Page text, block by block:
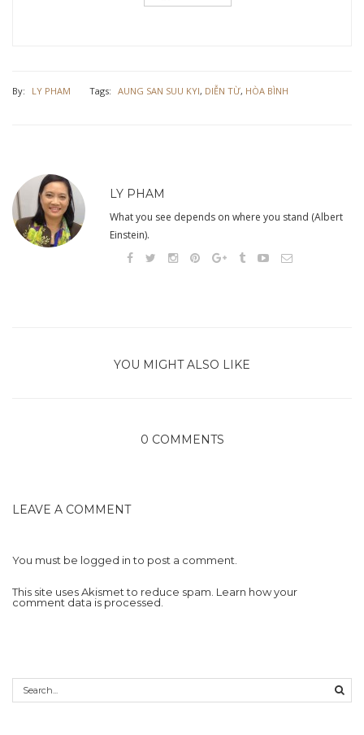
By: LY PHAM Tags: AUNG SAN SUU KYI, DIỄN TỪ, HÒA BÌNH
LY PHAM
What you see depends on where you stand (Albert
Einstein).
YOU MIGHT ALSO LIKE
0 COMMENTS
LEAVE A COMMENT
You must be logged into post a comment.
This site uses Akismet to reduce spam. Learn how your
comment data is processed.